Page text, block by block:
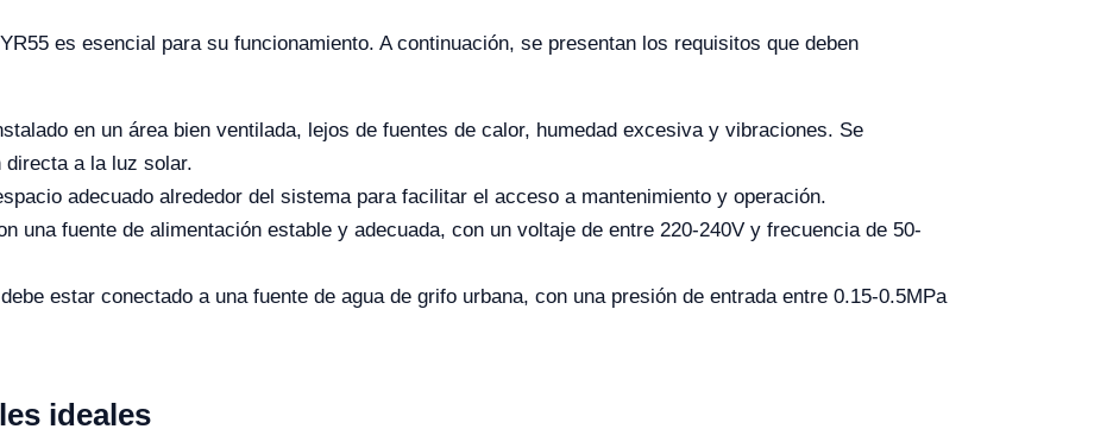
es esencial para su funcionamiento. A continuación, se presentan los requisitos que deben
en un área bien ventilada, lejos de fuentes de calor, humedad excesiva y vibraciones. Se
a la luz solar.
adecuado alrededor del sistema para facilitar el acceso a mantenimiento y operación.
una fuente de alimentación estable y adecuada, con un voltaje de entre 220-240V y frecuencia de 50-
estar conectado a una fuente de agua de grifo urbana, con una presión de entrada entre 0.15-0.5MPa
ideales